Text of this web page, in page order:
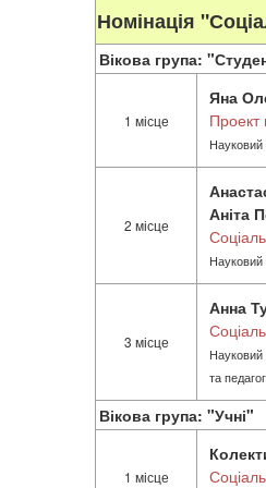
Номінація
Вікова група:
1 місце
Яна
Проект
Науковий
2 місце
Аніта
Науковий
3 місце
Анна
Науковий
та
Вікова група: "Учні"
1 місце